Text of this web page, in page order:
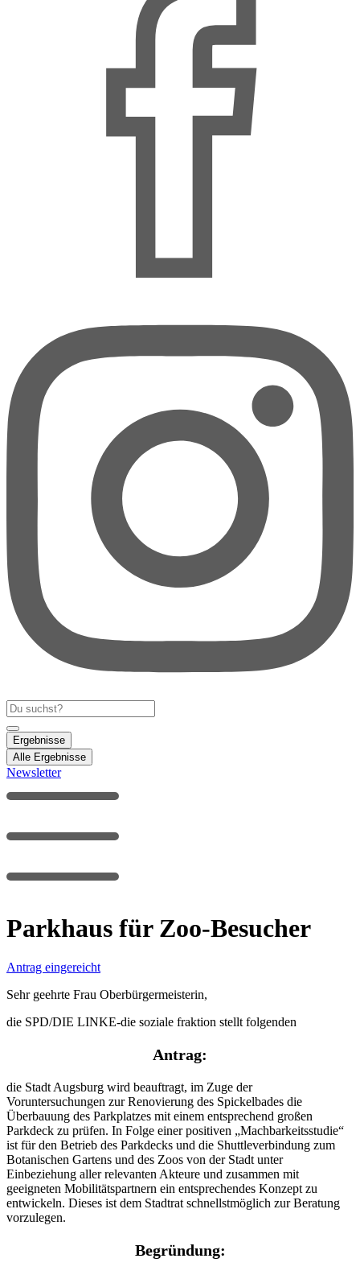
Search
...
Ergebnisse
Alle Ergebnisse
Newsletter
Parkhaus für Zoo-Besucher
Antrag eingereicht
Sehr geehrte Frau Oberbürgermeisterin,
die SPD/DIE LINKE-die soziale fraktion stellt folgenden
Antrag:
die Stadt Augsburg wird beauftragt, im Zuge der
Voruntersuchungen zur Renovierung des Spickelbades die
Überbauung des Parkplatzes mit einem entsprechend großen
Parkdeck zu prüfen. In Folge einer positiven „Machbarkeitsstudie“
ist für den Betrieb des Parkdecks und die Shuttleverbindung zum
Botanischen Gartens und des Zoos von der Stadt unter
Einbeziehung aller relevanten Akteure und zusammen mit
geeigneten Mobilitätspartnern ein entsprechendes Konzept zu
entwickeln. Dieses ist dem Stadtrat schnellstmöglich zur Beratung
vorzulegen.
Begründung: